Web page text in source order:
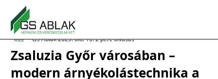
Zsaluzia Győr városában –
modern árnyékolástechnika a
GS Ablak2025. okt. 16.2 perc olvasás